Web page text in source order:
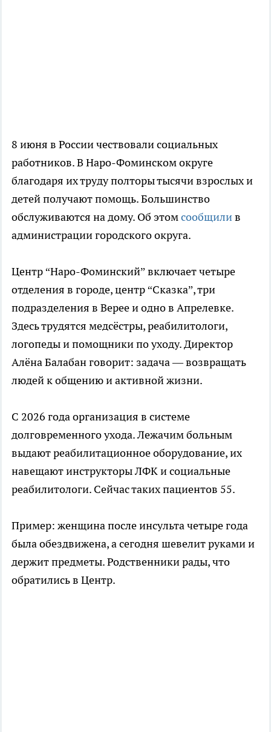
8 июня в России чествовали социальных
работников. В Наро-Фоминском округе
благодаря их труду полторы тысячи взрослых и
детей получают помощь. Большинство
обслуживаются на дому. Об этомсообщилив
администрации городского округа.
Центр “Наро-Фоминский” включает четыре
отделения в городе, центр “Сказка”, три
подразделения в Верее и одно в Апрелевке.
Здесь трудятся медсёстры, реабилитологи,
логопеды и помощники по уходу. Директор
Алёна Балабан говорит: задача — возвращать
людей к общению и активной жизни.
С 2026 года организация в системе
долговременного ухода. Лежачим больным
выдают реабилитационное оборудование, их
навещают инструкторы ЛФК и социальные
реабилитологи. Сейчас таких пациентов 55.
Пример: женщина после инсульта четыре года
была обездвижена, а сегодня шевелит руками и
держит предметы. Родственники рады, что
обратились в Центр.